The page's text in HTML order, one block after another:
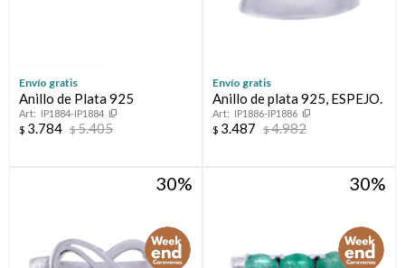
Envío gratis
Anillo de Plata 925
IP1884-IP1884
$ 3.784 $5.405
Envío gratis
Anillo de plata 925, ESPEJO.
IP1886-IP1886
$ 3.487 $4.982
30 30